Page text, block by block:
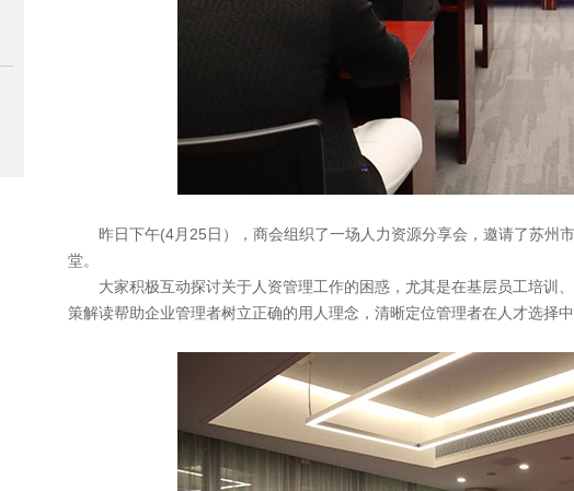
昨日下午(4月25日），商会组织了一场人力资源分享会，邀请了苏州
堂。
大家积极互动探讨关于人资管理工作的困惑，尤其是在基层员工培训
策解读帮助企业管理者树立正确的用人理念，清晰定位管理者在人才选择